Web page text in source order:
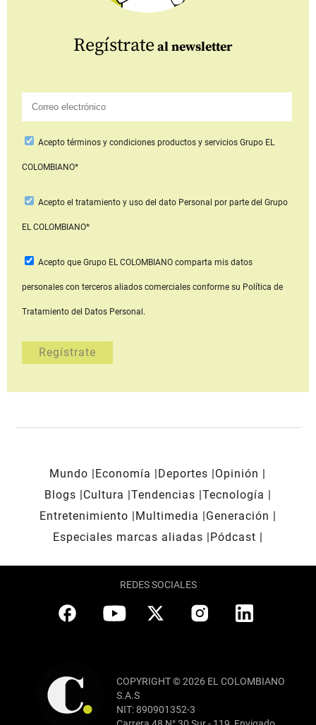
Regístrate al newsletter
Aceptotérminos y condiciones productos y serviciosGrupo EL
COLOMBIANO*
Acepto el tratamiento y uso del dato Personal por parte del Grupo
EL COLOMBIANO*
Acepto que Grupo EL COLOMBIANOcomparta mis datos
personales con terceros aliados comerciales conforme su Política de
Tratamiento del Datos Personal.
Mundo Economía Deportes
Opinión
Blogs
Cultura Tendencias Tecnología
Entretenimiento
Multimedia
Generación
Especiales marcas aliadas
Pódcast
REDES SOCIALES
COPYRIGHT © 2026 EL COLOMBIANO
S.A.S
NIT: 890901352-3